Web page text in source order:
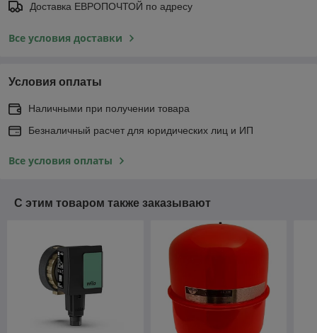
Доставка ЕВРОПОЧТОЙ по адресу
Все условия доставки
Условия оплаты
Наличными при получении товара
Безналичный расчет для юридических лиц и ИП
Все условия оплаты
С этим товаром также заказывают